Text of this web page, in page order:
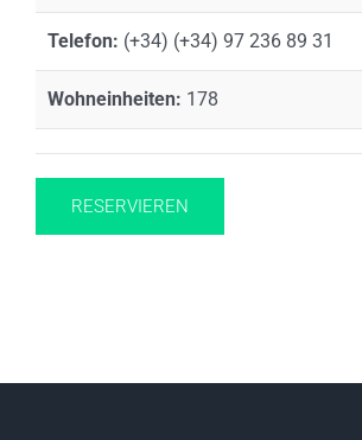
Telefon: (+34) (+34) 97 236 89 31
Wohneinheiten: 178
RESERVIEREN